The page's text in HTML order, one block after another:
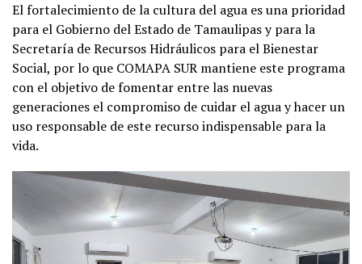
El fortalecimiento de la cultura del agua es una prioridad
para el Gobierno del Estado de Tamaulipas y para la
Secretaría de Recursos Hidráulicos para el Bienestar
Social, por lo que COMAPA SUR mantiene este programa
con el objetivo de fomentar entre las nuevas
generaciones el compromiso de cuidar el agua y hacer un
uso responsable de este recurso indispensable para la
vida.